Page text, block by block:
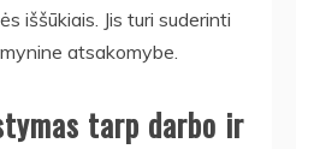
iššūkiais. Jis turi suderinti
atsakomybe.
tarp darbo ir